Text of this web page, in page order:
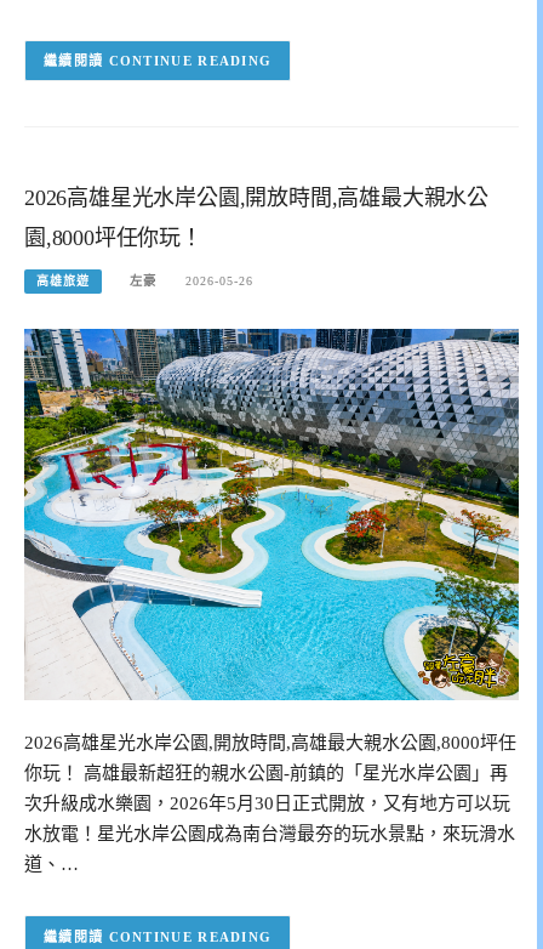
CONTINUE READING
2026高雄星光水岸公園,開放時間,高雄最大親水公
園,8000坪任你玩！
高雄旅遊 左豪 2026-05-26
2026高雄星光水岸公園,開放時間,高雄最大親水公園,8000坪任
你玩！ 高雄最新超狂的親水公園-前鎮的「星光水岸公園」再
次升級成水樂園，2026年5月30日正式開放，又有地方可以玩
水放電！星光水岸公園成為南台灣最夯的玩水景點，來玩滑水
道、…
CONTINUE READING